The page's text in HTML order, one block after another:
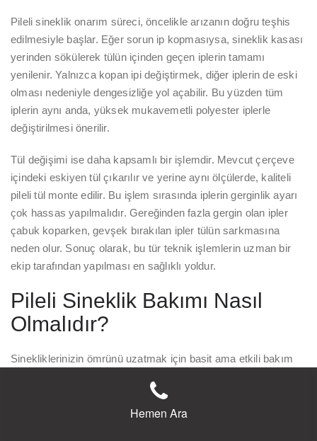
Pileli sineklik onarım süreci, öncelikle arızanın doğru teşhis
edilmesiyle başlar. Eğer sorun ip kopmasıysa, sineklik kasası
yerinden sökülerek tülün içinden geçen iplerin tamamı
yenilenir. Yalnızca kopan ipi değiştirmek, diğer iplerin de eski
olması nedeniyle dengesizliğe yol açabilir. Bu yüzden tüm
iplerin aynı anda, yüksek mukavemetli polyester iplerle
değiştirilmesi önerilir.
Tül değişimi ise daha kapsamlı bir işlemdir. Mevcut çerçeve
içindeki eskiyen tül çıkarılır ve yerine aynı ölçülerde, kaliteli
pileli tül monte edilir. Bu işlem sırasında iplerin gerginlik ayarı
çok hassas yapılmalıdır. Gereğinden fazla gergin olan ipler
çabuk koparken, gevşek bırakılan ipler tülün sarkmasına
neden olur. Sonuç olarak, bu tür teknik işlemlerin uzman bir
ekip tarafından yapılması en sağlıklı yoldur.
Pileli Sineklik Bakımı Nasıl
Olmalıdır?
Sinekliklerinizin ömrünü uzatmak için basit ama etkili bakım
olarak elektrikli süpürge yardımıyla süpürmek, tozların
mekanizmayı aşındırmasını engeller. Ayrıca, tülleri çok sert
Hemen Ara